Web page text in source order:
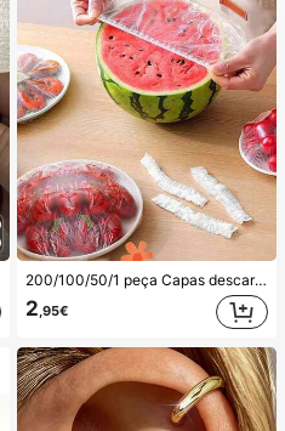
200/100/50/1 peça Capas descartáveis de película aderente para alimentos, capas descartáveis para chuveiro, sacos retráteis descartáveis multiusos, capas descartáveis para sapatos, película aderente de cozinha reforçada, capas de preservação de alimentos para frigorífico doméstico, capas elásticas extensíveis, uso diário
2,95€